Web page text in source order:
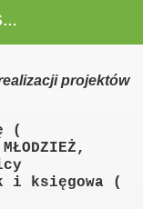
Fundacja Integracji Społecznej "ABRAMIS"
projektów
(
i księgowa (